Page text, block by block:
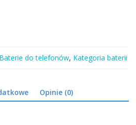
Baterie do telefonów, Kategoria baterii
Opinie (0)